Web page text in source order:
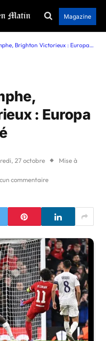
Magazine
Victorieux : Europa League Résumé
: Europa
27 octobre Mise à
commentaire